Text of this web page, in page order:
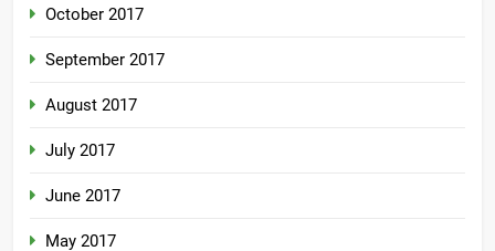
October 2017
September 2017
August 2017
July 2017
June 2017
May 2017